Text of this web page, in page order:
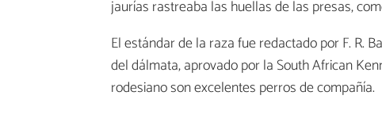
jaurías rastreaba las huellas de las presas,
El estándar de la raza fue redactado por F. R.
del dálmata, aprovado por la South African
rodesiano son excelentes perros de compañía.